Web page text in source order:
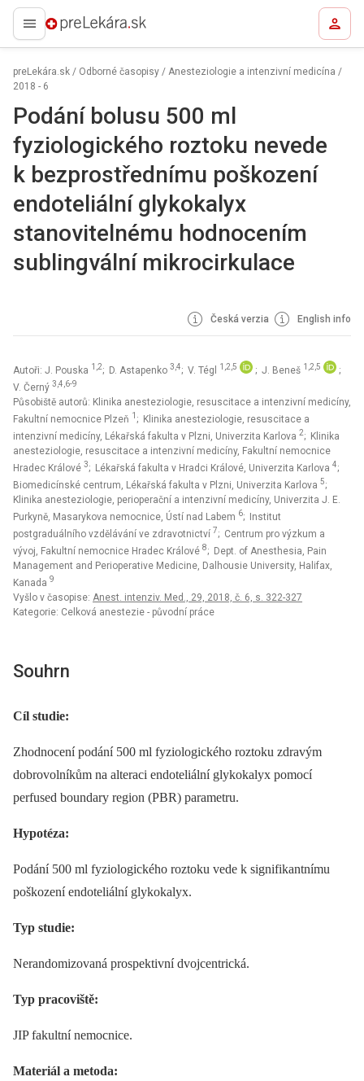
preLekára.sk
preLekára.sk / Odborné časopisy / Anesteziologie a intenzivní medicína /
2018 - 6
Podání bolusu 500 ml
fyziologického roztoku nevede
k bezprostřednímu poškození
endoteliální glykokalyx
stanovitelnému hodnocením
sublingvální mikrocirkulace
Česká verzia English info
Autoři: J. Pouska 1,2; D. Astapenko 3,4; V. Tégl 1,2,5 ; J. Beneš 1,2,5
;
V. Černý 3,4,6-9
Působiště autorů: Klinika anesteziologie, resuscitace a intenzivní medicíny,
Fakultní nemocnice Plzeň 1 ; Klinika anesteziologie, resuscitace a
intenzivní medicíny, Lékařská fakulta v Plzni, Univerzita Karlova 2; Klinika
anesteziologie, resuscitace a intenzivní medicíny, Fakultní nemocnice
Hradec Králové 3; Lékařská fakulta v Hradci Králové, Univerzita Karlova 4;
Biomedicínské centrum, Lékařská fakulta v Plzni, Univerzita Karlova 5;
Klinika anesteziologie, perioperační a intenzivní medicíny, Univerzita J. E.
Purkyně, Masarykova nemocnice, Ústí nad Labem 6; Institut
postgraduálního vzdělávání ve zdravotnictví 7; Centrum pro výzkum a
vývoj, Fakultní nemocnice Hradec Králové 8; Dept. of Anesthesia, Pain
Management and Perioperative Medicine, Dalhousie University, Halifax,
Kanada 9
Vyšlo v časopise: Anest. intenziv. Med., 29, 2018, č. 6, s. 322-327
Kategorie: Celková anestezie - původní práce
Souhrn
Cíl studie:
Zhodnocení podání 500 ml fyziologického roztoku zdravým
dobrovolníkům na alteraci endoteliální glykokalyx pomocí
perfused boundary region (PBR) parametru.
Hypotéza:
Podání 500 ml fyziologického roztoku vede k signifikantnímu
poškození endoteliální glykokalyx.
Typ studie:
Nerandomizovaná prospektivní dvojcentrická.
Typ pracoviště:
JIP fakultní nemocnice.
Materiál a metoda: